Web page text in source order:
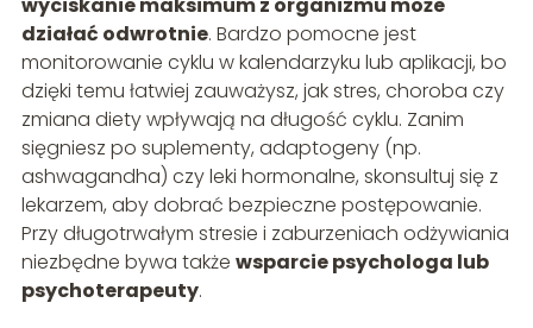
wyciskanie maksimum z organizmu może
działać odwrotnie. Bardzo pomocne jest
monitorowanie cyklu w kalendarzyku lub aplikacji, bo
dzięki temu łatwiej zauważysz, jak stres, choroba czy
zmiana diety wpływają na długość cyklu. Zanim
sięgniesz po suplementy, adaptogeny (np.
ashwagandha) czy leki hormonalne, skonsultuj się z
lekarzem, aby dobrać bezpieczne postępowanie.
Przy długotrwałym stresie i zaburzeniach odżywiania
niezbędne bywa także wsparcie psychologa lub
psychoterapeuty.